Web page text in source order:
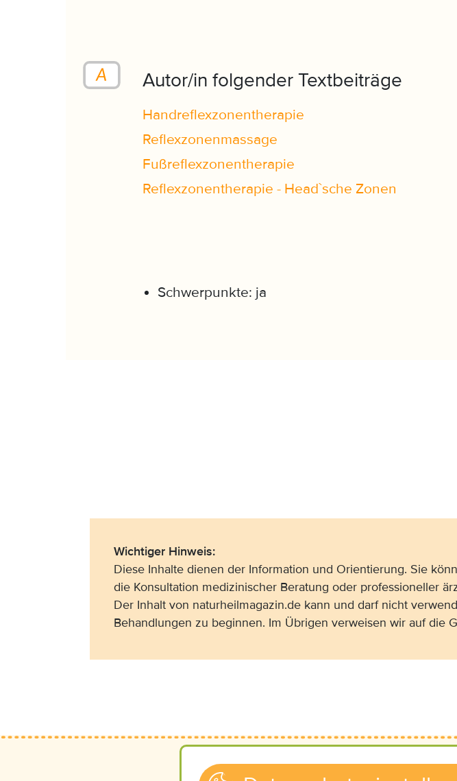
Autor/in folgender Textbeiträge
Handreflexzonentherapie
Reflexzonenmassage
Fußreflexzonentherapie
Reflexzonentherapie - Head`sche Zonen
Schwerpunkte: ja
Wichtiger Hinweis:
Diese Inhalte dienen der Information und Orientierung. Sie
die Konsultation medizinischer Beratung oder professioneller
Der Inhalt von naturheilmagazin.de kann und darf nicht
Behandlungen zu beginnen. Im Übrigen verweisen wir auf die